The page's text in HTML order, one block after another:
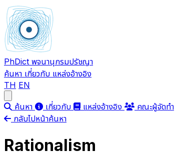
PhDict พจนานุกรมปรัชญา
ค้นหา เกี่ยวกับ แหล่งอ้างอิง
TH EN
ค้นหา เกี่ยวกับ แหล่งอ้างอิง
คณะผู้จัดทำ
กลับไปหน้าค้นหา
Rationalism